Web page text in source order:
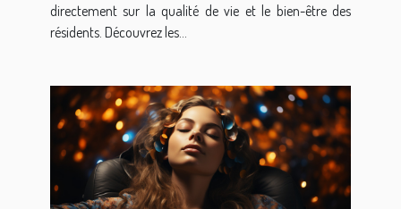
directement sur la qualité de vie et le bien-être des
résidents. Découvrez les...